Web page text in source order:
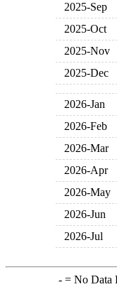
2025-Sep
2025-Oct
2025-Nov
2025-Dec
2026-Jan
2026-Feb
2026-Mar
2026-Apr
2026-May
2026-Jun
2026-Jul
-= No Data